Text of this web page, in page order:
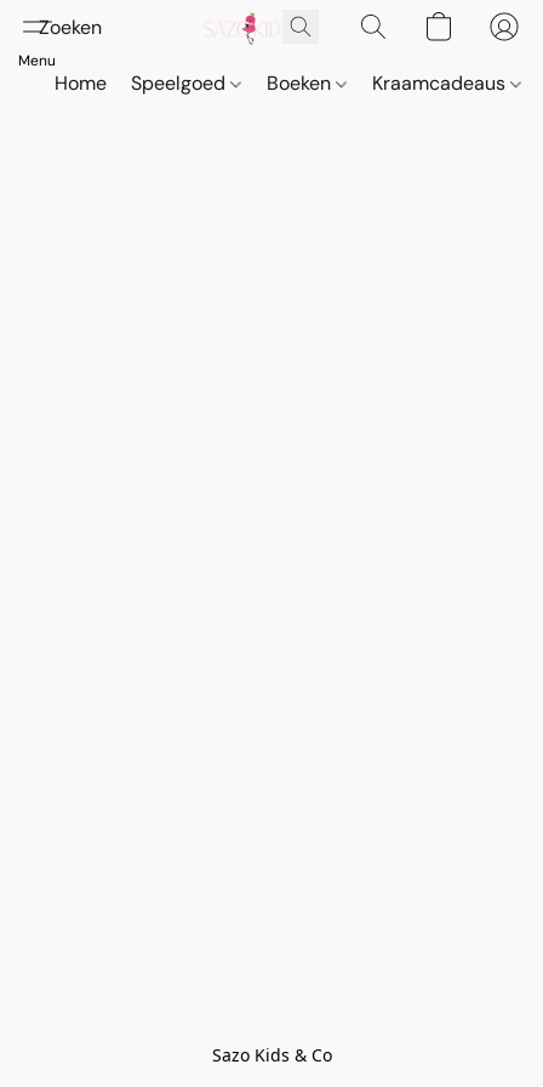
Home Speelgoed Boeken Kraamcadeaus
Sazo Kids & Co